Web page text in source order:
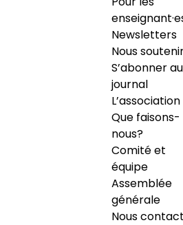
Newsletters
Nous
S’abonner au
journal
L’association
Que faisons-
nous?
Comité et
équipe
Assemblée
générale
Nous